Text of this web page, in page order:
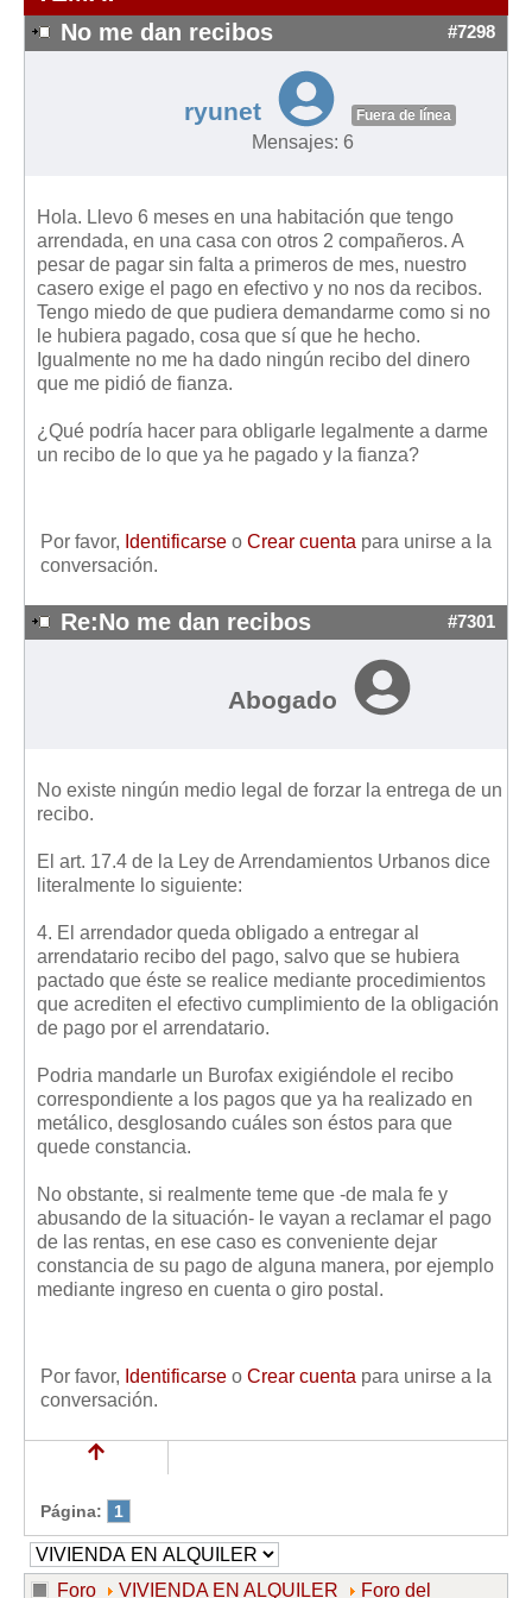
Requerimientos y comunicaciones
Formularios sobre Propiedad Horizontal
Modelos de Convocatoria de Junta de Propietarios
Modelos de Acta de Junta de Propietarios
Legislación
Legislación sobre Arrendamientos Urbanos
Legislación sobre la Comunidad de Propietarios
Legislación sobre Adquisición de Vivienda en Propiedad
Legislación de interés práctico
Diccionario
Mis boletines
No me dan recibos #7298
ryunet Fuera de línea
Mensajes: 6
Hola. Llevo 6 meses en una habitación que tengo
arrendada, en una casa con otros 2 compañeros. A
pesar de pagar sin falta a primeros de mes, nuestro
casero exige el pago en efectivo y no nos da recibos.
Tengo miedo de que pudiera demandarme como si no
le hubiera pagado, cosa que sí que he hecho.
Igualmente no me ha dado ningún recibo del dinero
que me pidió de fianza.
¿Qué podría hacer para obligarle legalmente a darme
un recibo de lo que ya he pagado y la fianza?
Por favor, Identificarse o Crear cuenta para unirse a la
conversación.
Re:No me dan recibos #7301
Abogado
No existe ningún medio legal de forzar la entrega de un
recibo.
El art. 17.4 de la Ley de Arrendamientos Urbanos dice
literalmente lo siguiente:
4. El arrendador queda obligado a entregar al
arrendatario recibo del pago, salvo que se hubiera
pactado que éste se realice mediante procedimientos
que acrediten el efectivo cumplimiento de la obligación
de pago por el arrendatario.
Podria mandarle un Burofax exigiéndole el recibo
correspondiente a los pagos que ya ha realizado en
metálico, desglosando cuáles son éstos para que
quede constancia.
No obstante, si realmente teme que -de mala fe y
abusando de la situación- le vayan a reclamar el pago
de las rentas, en ese caso es conveniente dejar
constancia de su pago de alguna manera, por ejemplo
mediante ingreso en cuenta o giro postal.
Por favor, Identificarse o Crear cuenta para unirse a la
conversación.
Página: 1
Foro VIVIENDA EN ALQUILER Foro del